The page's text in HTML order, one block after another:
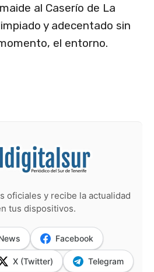
al Caserío de La
y adecentado sin
el entorno.
oficiales y recibe la actualidad
tus dispositivos.
Facebook
X (Twitter) Telegram